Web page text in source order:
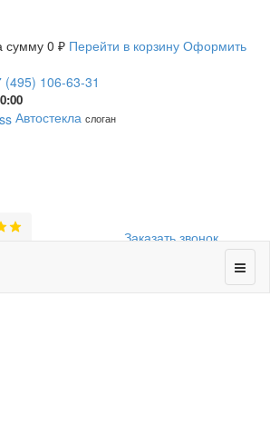
сумму 0 ₽ Перейти в корзину Оформить
(495) 106-63-31
Заказать звонок
Автостекла слоган